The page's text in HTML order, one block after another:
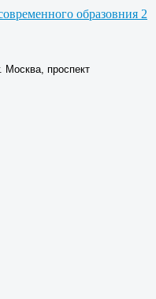
Москва, проспект